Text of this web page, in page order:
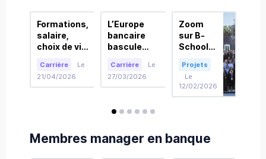
Formations,
salaire,
choix de vie
domaine de
la finance
Carrière
Le
21/04/2026
L’Europe
bancaire
bascule
Crypto :
Pourquoi
consœurs
le cap
Carrière
Le
27/03/2026
Zoom
sur B-
School
Paribas
Projets
Le
12/02/2026
avisavisavisavisavisavis
Membres manager en banque